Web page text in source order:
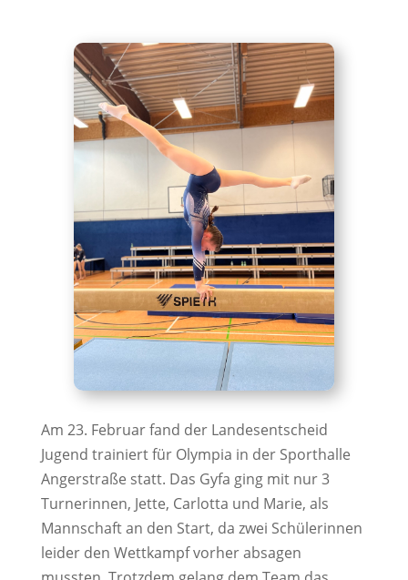
Am 23. Februar fand der Landesentscheid
Jugend trainiert für Olympia in der Sporthalle
Angerstraße statt. Das Gyfa ging mit nur 3
Turnerinnen, Jette, Carlotta und Marie, als
Mannschaft an den Start, da zwei Schülerinnen
leider den Wettkampf vorher absagen